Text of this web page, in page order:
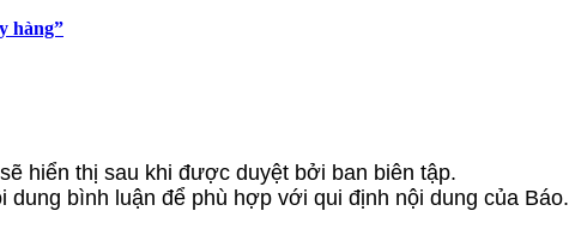
hàng”
hiển thị sau khi được duyệt bởi ban biên tập.
dung bình luận để phù hợp với qui định nội dung của Báo.